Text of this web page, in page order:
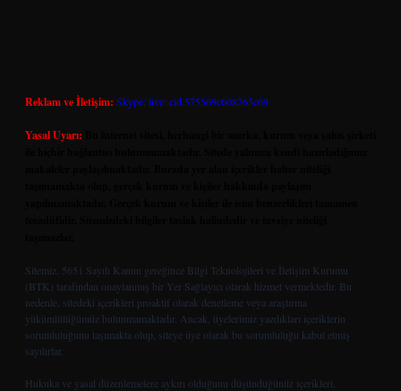
Reklam ve İletişim: Skype: live:.cid.575569c608265c69
Yasal Uyarı:
Sitemiz, 5651 Sayılı Kanun gereğince Bilgi Teknolojileri ve İletişim Kurumu
(BTK) tarafından onaylanmış bir Yer Sağlayıcı olarak hizmet vermektedir. Bu
nedenle, sitedeki içerikleri proaktif olarak denetleme veya araştırma
yükümlülüğümüz bulunmamaktadır. Ancak, üyelerimiz yazdıkları içeriklerin
sorumluluğunu taşımakta olup, siteye üye olarak bu sorumluluğu kabul etmiş
sayılırlar.
Hukuka ve yasal düzenlemelere aykırı olduğunu düşündüğünüz içerikleri,